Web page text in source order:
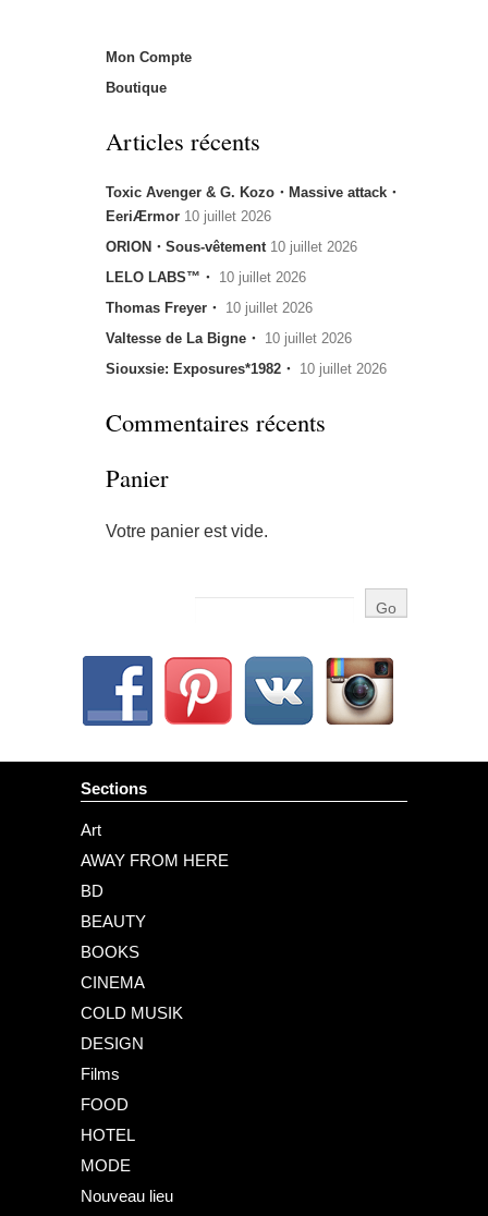
Mon Compte
Boutique
Articles récents
Toxic Avenger & G. Kozo・Massive attack・
EeriÆrmor 10 juillet 2026
ORION・Sous-vêtement 10 juillet 2026
LELO LABS™・ 10 juillet 2026
Thomas Freyer・ 10 juillet 2026
Valtesse de La Bigne・ 10 juillet 2026
Siouxsie: Exposures*1982・ 10 juillet 2026
Commentaires récents
Panier
Votre panier est vide.
Sections
Art
AWAY FROM HERE
BD
BEAUTY
BOOKS
CINEMA
COLD MUSIK
DESIGN
Films
FOOD
HOTEL
MODE
Nouveau lieu